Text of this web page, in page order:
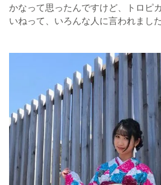
かなって思ったんですけど、トロピ
いねって、いろんな人に言われまし